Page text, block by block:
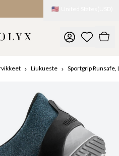
🇺🇸
Liukueste Sportgrip Runsafe,